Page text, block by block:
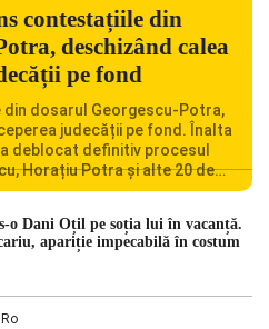
contestațiile din
deschizând calea
pe fond
din dosarul Georgescu-Potra,
judecății pe fond. Înalta
deblocat definitiv procesul
Horațiu Potra și alte 20 de
îndreptate împotriva
din camera preliminară,
au […]
o Dani Oțil pe soția lui în vacanță.
apariție impecabilă în costum